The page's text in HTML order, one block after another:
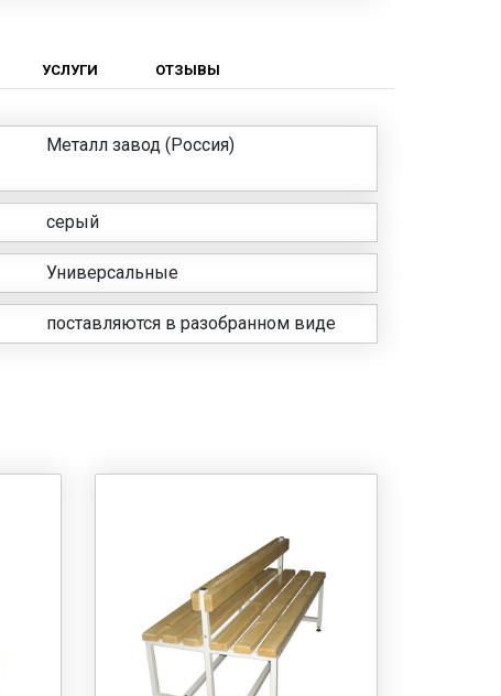
УСЛУГИ ОТЗЫВЫ
Металл завод (Россия)
серый
Универсальные
поставляются в разобранном виде